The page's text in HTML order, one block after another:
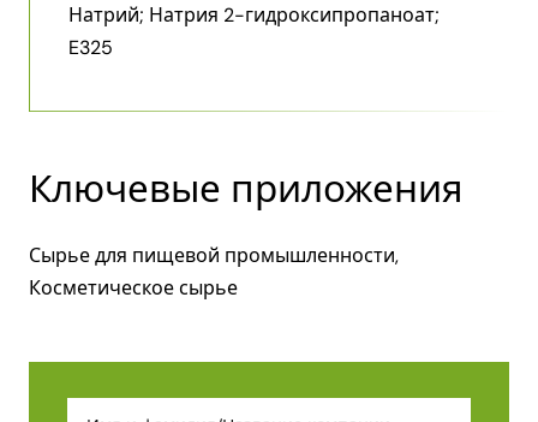
Натрий; Натрия 2-​гидроксипропаноат;
E325
Ключевые приложения
Сырье для пищевой промышленности,
Косметическое сырье